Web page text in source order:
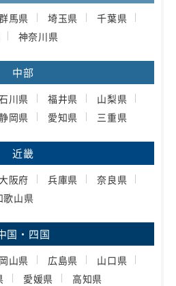
馬県 埼玉県
千葉県
神奈川県
中部
川県 福井県
山梨県
岡県 愛知県 三重県
近畿
大阪府 兵庫県
奈良県
歌山県
国・四国
岡山県 広島県
山口県
愛媛県 高知県